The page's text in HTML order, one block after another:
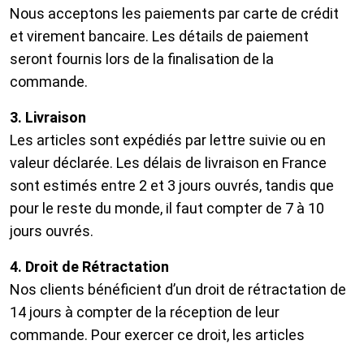
Nous acceptons les paiements par carte de crédit
et virement bancaire. Les détails de paiement
seront fournis lors de la finalisation de la
commande.
3. Livraison
Les articles sont expédiés par lettre suivie ou en
valeur déclarée. Les délais de livraison en France
sont estimés entre 2 et 3 jours ouvrés, tandis que
pour le reste du monde, il faut compter de 7 à 10
jours ouvrés.
4. Droit de Rétractation
Nos clients bénéficient d’un droit de rétractation de
14 jours à compter de la réception de leur
commande. Pour exercer ce droit, les articles